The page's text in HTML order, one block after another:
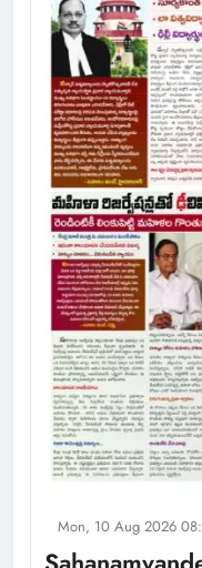
Mon, 10 Aug 2026